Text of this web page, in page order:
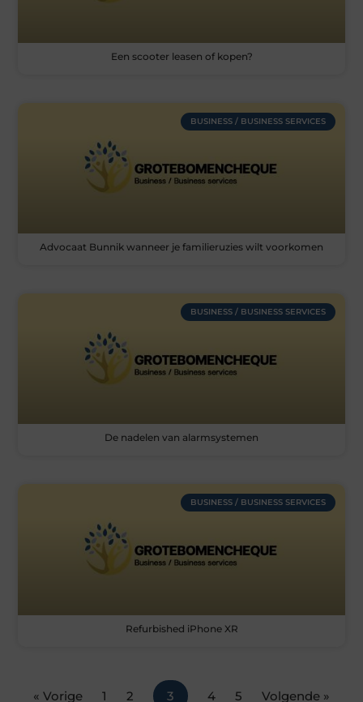
Een scooter leasen of kopen?
BUSINESS / BUSINESS SERVICES
Advocaat Bunnik wanneer je familieruzies wilt voorkomen
BUSINESS / BUSINESS SERVICES
De nadelen van alarmsystemen
BUSINESS / BUSINESS SERVICES
Refurbished iPhone XR
« Vorige 1 2 3 4 5 Volgende »